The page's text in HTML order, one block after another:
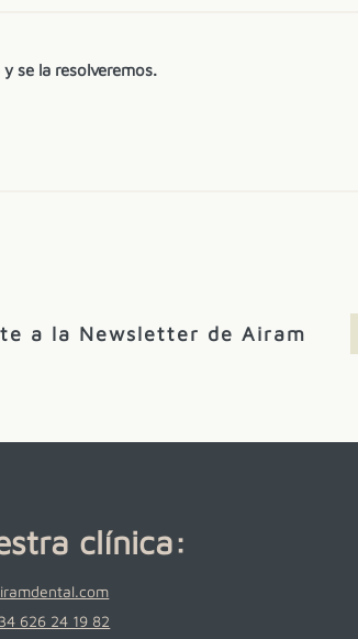
se la resolveremos.
a la Newsletter de Airam
clínica:
626 24 19 82